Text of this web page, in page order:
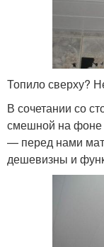
Топило сверху?
В сочетании со
смешной на фоне
— перед нами
дешевизны и